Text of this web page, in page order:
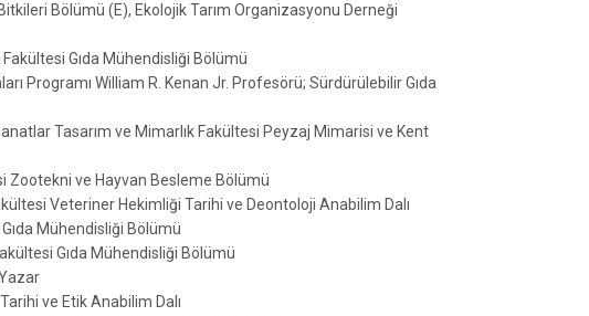
Bölümü (E), Ekolojik Tarım Organizasyonu Derneği
Gıda Mühendisliği Bölümü
Programı William R. Kenan Jr. Profesörü; Sürdürülebilir Gıda
Tasarım ve Mimarlık Fakültesi Peyzaj Mimarisi ve Kent
Zootekni ve Hayvan Besleme Bölümü
Veteriner Hekimliği Tarihi ve Deontoloji Anabilim Dalı
Mühendisliği Bölümü
Gıda Mühendisliği Bölümü
ve Etik Anabilim Dalı